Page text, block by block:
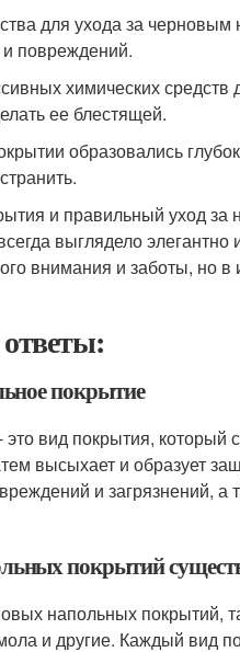
для ухода за
и повреждений.
химических
ее блестящей.
образовались
и правильный уход
выглядело
внимания и заботы, но в
покрытие
вид покрытия, который
высыхает и образует
и загрязнений, а
покрытий
напольных покрытий,
и другие. Каждый вид